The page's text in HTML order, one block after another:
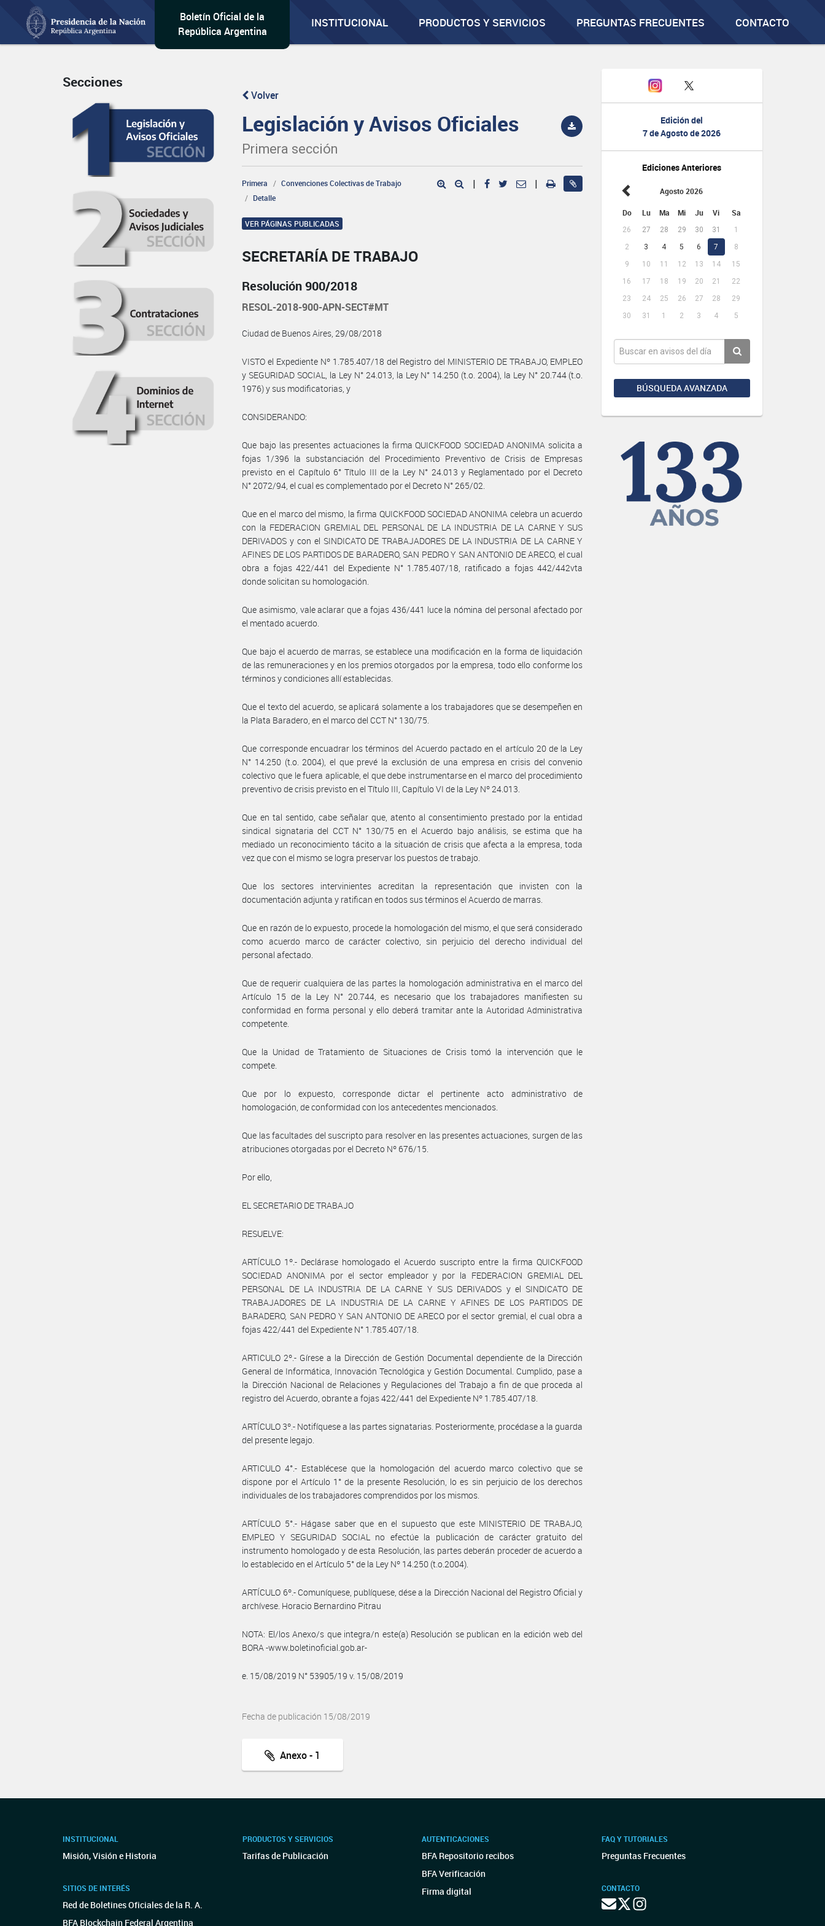
Boletín Oficial de la
República Argentina
INSTITUCIONAL PRODUCTOS Y SERVICIOS PREGUNTAS FRECUENTES CONTACTO
Edición del
7 de Agosto de 2026
Ediciones Anteriores
Agosto 2026
Do Lu Ma Mi Ju Vi Sa
26 27 28 29 30 31
1
2
3 4 5 6 7
8
9
10 11 12 13 14
15
16
17 18 19 20 21
22
23
24 25 26 27 28
29
30
31 1 2 3 4 5
BÚSQUEDA AVANZADA
Secciones
Volver
Legislación y Avisos Oficiales
Primera sección
Primera
Convenciones Colectivas de Trabajo
Detalle
| |
VER PÁGINAS PUBLICADAS
SECRETARÍA DE TRABAJO
Resolución 900/2018
RESOL-2018-900-APN-SECT#MT
Ciudad de Buenos Aires, 29/08/2018
VISTO el Expediente Nº 1.785.407/18 del Registro del MINISTERIO DE TRABAJO, EMPLEO
y SEGURIDAD SOCIAL, la Ley N° 24.013, la Ley N° 14.250 (t.o. 2004), la Ley N° 20.744 (t.o.
1976) y sus modificatorias, y
CONSIDERANDO:
Que bajo las presentes actuaciones la firma QUICKFOOD SOCIEDAD ANONIMA solicita a
fojas 1/396 la substanciación del Procedimiento Preventivo de Crisis de Empresas
previsto en el Capítulo 6° Título III de la Ley N° 24.013 y Reglamentado por el Decreto
N° 2072/94, el cual es complementado por el Decreto N° 265/02.
Que en el marco del mismo, la firma QUICKFOOD SOCIEDAD ANONIMA celebra un acuerdo
con la FEDERACION GREMIAL DEL PERSONAL DE LA INDUSTRIA DE LA CARNE Y SUS
DERIVADOS y con el SINDICATO DE TRABAJADORES DE LA INDUSTRIA DE LA CARNE Y
AFINES DE LOS PARTIDOS DE BARADERO, SAN PEDRO Y SAN ANTONIO DE ARECO, el cual
obra a fojas 422/441 del Expediente N° 1.785.407/18, ratificado a fojas 442/442vta
donde solicitan su homologación.
Que asimismo, vale aclarar que a fojas 436/441 luce la nómina del personal afectado por
el mentado acuerdo.
Que bajo el acuerdo de marras, se establece una modificación en la forma de liquidación
de las remuneraciones y en los premios otorgados por la empresa, todo ello conforme los
términos y condiciones allí establecidas.
Que el texto del acuerdo, se aplicará solamente a los trabajadores que se desempeñen en
la Plata Baradero, en el marco del CCT N° 130/75.
Que corresponde encuadrar los términos del Acuerdo pactado en el artículo 20 de la Ley
N° 14.250 (t.o. 2004), el que prevé la exclusión de una empresa en crisis del convenio
colectivo que le fuera aplicable, el que debe instrumentarse en el marco del procedimiento
preventivo de crisis previsto en el Título III, Capítulo VI de la Ley Nº 24.013.
Que en tal sentido, cabe señalar que, atento al consentimiento prestado por la entidad
sindical signataria del CCT N° 130/75 en el Acuerdo bajo análisis, se estima que ha
mediado un reconocimiento tácito a la situación de crisis que afecta a la empresa, toda
vez que con el mismo se logra preservar los puestos de trabajo.
Que los sectores intervinientes acreditan la representación que invisten con la
documentación adjunta y ratifican en todos sus términos el Acuerdo de marras.
Que en razón de lo expuesto, procede la homologación del mismo, el que será considerado
como acuerdo marco de carácter colectivo, sin perjuicio del derecho individual del
personal afectado.
Que de requerir cualquiera de las partes la homologación administrativa en el marco del
Artículo 15 de la Ley N° 20.744, es necesario que los trabajadores manifiesten su
conformidad en forma personal y ello deberá tramitar ante la Autoridad Administrativa
competente.
Que la Unidad de Tratamiento de Situaciones de Crisis tomó la intervención que le
compete.
Que por lo expuesto, corresponde dictar el pertinente acto administrativo de
homologación, de conformidad con los antecedentes mencionados.
Que las facultades del suscripto para resolver en las presentes actuaciones, surgen de las
atribuciones otorgadas por el Decreto Nº 676/15.
Por ello,
EL SECRETARIO DE TRABAJO
RESUELVE:
ARTÍCULO 1º.- Declárase homologado el Acuerdo suscripto entre la firma QUICKFOOD
SOCIEDAD ANONIMA por el sector empleador y por la FEDERACION GREMIAL DEL
PERSONAL DE LA INDUSTRIA DE LA CARNE Y SUS DERIVADOS y el SINDICATO DE
TRABAJADORES DE LA INDUSTRIA DE LA CARNE Y AFINES DE LOS PARTIDOS DE
BARADERO, SAN PEDRO Y SAN ANTONIO DE ARECO por el sector gremial, el cual obra a
fojas 422/441 del Expediente N° 1.785.407/18.
ARTICULO 2º.- Gírese a la Dirección de Gestión Documental dependiente de la Dirección
General de Informática, Innovación Tecnológica y Gestión Documental. Cumplido, pase a
la Dirección Nacional de Relaciones y Regulaciones del Trabajo a fin de que proceda al
registro del Acuerdo, obrante a fojas 422/441 del Expediente Nº 1.785.407/18.
ARTÍCULO 3º.- Notifíquese a las partes signatarias. Posteriormente, procédase a la guarda
del presente legajo.
ARTICULO 4°.- Establécese que la homologación del acuerdo marco colectivo que se
dispone por el Artículo 1° de la presente Resolución, lo es sin perjuicio de los derechos
individuales de los trabajadores comprendidos por los mismos.
ARTÍCULO 5°.- Hágase saber que en el supuesto que este MINISTERIO DE TRABAJO,
EMPLEO Y SEGURIDAD SOCIAL no efectúe la publicación de carácter gratuito del
instrumento homologado y de esta Resolución, las partes deberán proceder de acuerdo a
lo establecido en el Artículo 5° de la Ley Nº 14.250 (t.o.2004).
ARTÍCULO 6º.- Comuníquese, publíquese, dése a la Dirección Nacional del Registro Oficial y
archívese. Horacio Bernardino Pitrau
NOTA: El/los Anexo/s que integra/n este(a) Resolución se publican en la edición web del
BORA -www.boletinoficial.gob.ar-
e. 15/08/2019 N° 53905/19 v. 15/08/2019
Fecha de publicación 15/08/2019
Anexo - 1
INSTITUCIONAL
Misión, Visión e Historia
SITIOS DE INTERÉS
Red de Boletines Oficiales de la R. A.
BFA Blockchain Federal Argentina
PRODUCTOS Y SERVICIOS
Tarifas de Publicación
AUTENTICACIONES
BFA Repositorio recibos
BFA Verificación
Firma digital
FAQ Y TUTORIALES
Preguntas Frecuentes
CONTACTO